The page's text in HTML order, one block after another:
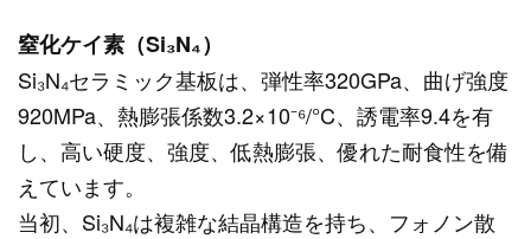
窒化ケイ素（Si₃N₄）
Si₃N₄セラミック基板は、弾性率320GPa、曲げ強度
920MPa、熱膨張係数3.2×10⁻⁶/°C、誘電率9.4を有
し、高い硬度、強度、低熱膨張、優れた耐食性を備
えています。
当初、Si₃N₄は複雑な結晶構造を持ち、フォノン散